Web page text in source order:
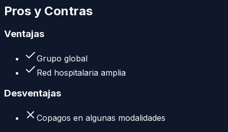
Pros y Contras
Ventajas
Grupo global
Red hospitalaria amplia
Desventajas
Copagos en algunas modalidades